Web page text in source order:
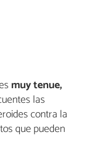
muy tenue,
las
contra la
que pueden